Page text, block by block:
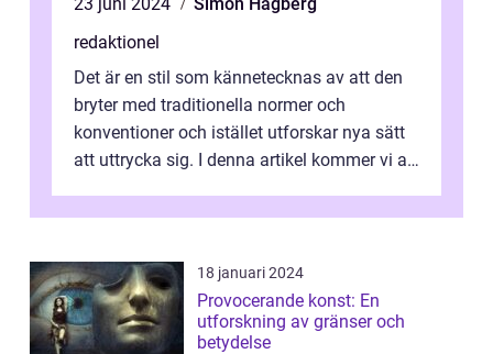
redaktionel
Det är en stil som kännetecknas av att den
bryter med traditionella normer och
konventioner och istället utforskar nya sätt
att uttrycka sig. I denna artikel kommer vi att
18 januari 2024
Provocerande konst: En
utforskning av gränser och
betydelse